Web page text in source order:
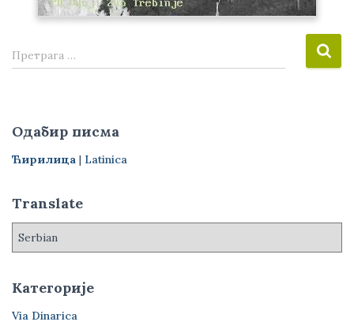
П
р
а
г
а
:
Претрага …
Одабир писма
Ћирилица | Latinica
Translate
Категорије
Via Dinarica